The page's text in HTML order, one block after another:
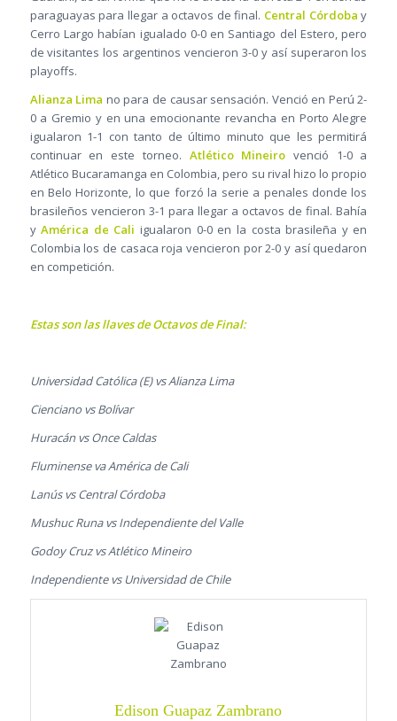
paraguayas para llegar a octavos de final. Central Córdoba y
Cerro Largo habían igualado 0-0 en Santiago del Estero, pero
de visitantes los argentinos vencieron 3-0 y así superaron los
playoffs.
Alianza Lima no para de causar sensación. Venció en Perú 2-
0 a Gremio y en una emocionante revancha en Porto Alegre
igualaron 1-1 con tanto de último minuto que les permitirá
continuar en este torneo. Atlético Mineiro venció 1-0 a
Atlético Bucaramanga en Colombia, pero su rival hizo lo propio
en Belo Horizonte, lo que forzó la serie a penales donde los
brasileños vencieron 3-1 para llegar a octavos de final. Bahía
yAmérica de Cali igualaron 0-0 en la costa brasileña y en
Colombia los de casaca roja vencieron por 2-0 y así quedaron
en competición.
Estas son las llaves de Octavos de Final:
Universidad Católica (E) vs Alianza Lima
Cienciano vs Bolívar
Huracán vs Once Caldas
Fluminense va América de Cali
Lanús vs Central Córdoba
Mushuc Runa vs Independiente del Valle
Godoy Cruz vs Atlético Mineiro
Independiente vs Universidad de Chile
Edison Guapaz Zambrano